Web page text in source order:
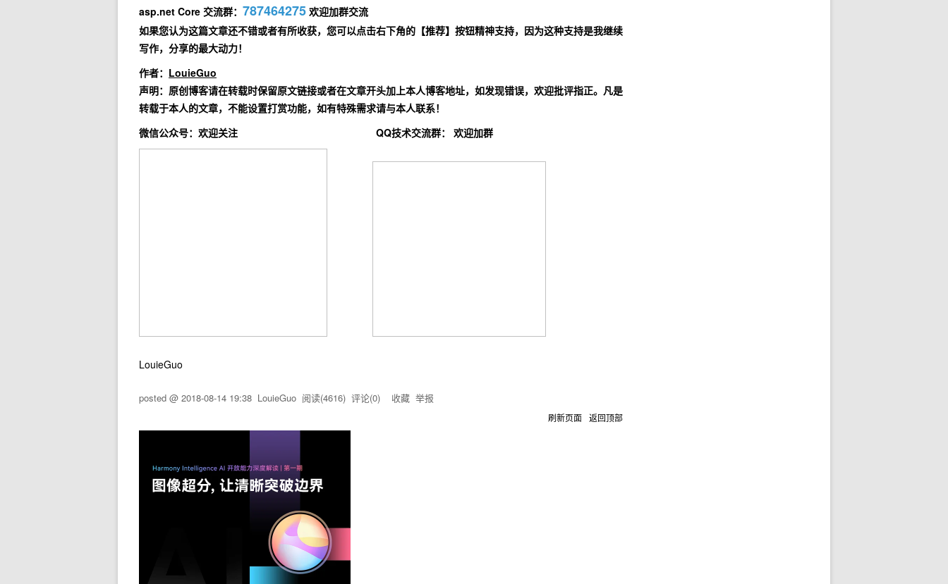
asp.net Core 交流群： 787464275 欢迎加群交流
如果您认为这篇文章还不错或者有所收获，您可以点击右下角的【推荐】按钮精神支持，因为这种支持是我继续
写作，分享的最大动力！
作者： LouieGuo
声明：原创博客请在转载时保留原文链接或者在文章开头加上本人博客地址，如发现错误，欢迎批评指正。凡是
转载于本人的文章，不能设置打赏功能，如有特殊需求请与本人联系！
微信公众号：欢迎关注 QQ技术交流群： 欢迎加群
LouieGuo
posted @ 2018-08-14 19:38 LouieGuo 阅读(4616) 评论(0) 收藏 举报
刷新页面 返回顶部